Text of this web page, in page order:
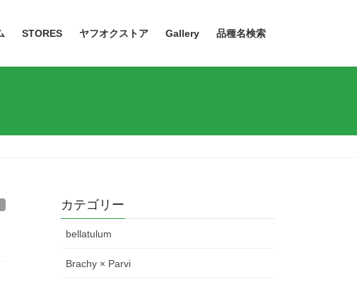
STORES ヤフオクストア Gallery 品種名検索
カテゴリー
bellatulum
Brachy × Parvi